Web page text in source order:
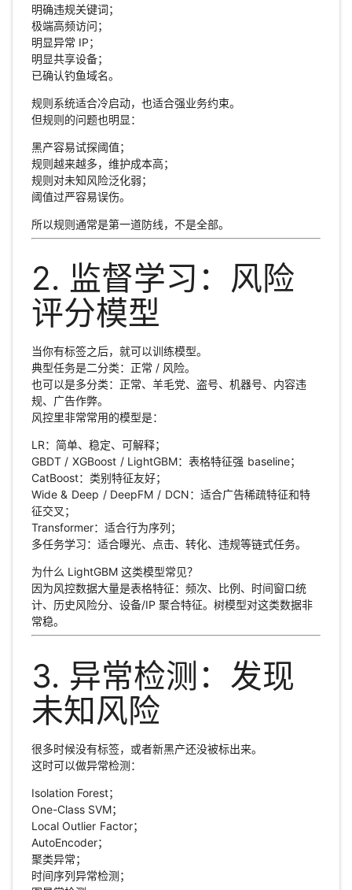
明确违规关键词；
极端高频访问；
明显异常 IP；
明显共享设备；
已确认钓鱼域名。
规则系统适合冷启动，也适合强业务约束。
但规则的问题也明显：
黑产容易试探阈值；
规则越来越多，维护成本高；
规则对未知风险泛化弱；
阈值过严容易误伤。
所以规则通常是第一道防线，不是全部。
2. 监督学习：风险
评分模型
当你有标签之后，就可以训练模型。
典型任务是二分类：正常 / 风险。
也可以是多分类：正常、羊毛党、盗号、机器号、内容违
规、广告作弊。
风控里非常常用的模型是：
LR：简单、稳定、可解释；
GBDT / XGBoost / LightGBM：表格特征强 baseline；
CatBoost：类别特征友好；
Wide & Deep / DeepFM / DCN：适合广告稀疏特征和特
征交叉；
Transformer：适合行为序列；
多任务学习：适合曝光、点击、转化、违规等链式任务。
为什么 LightGBM 这类模型常见？
因为风控数据大量是表格特征：频次、比例、时间窗口统
计、历史风险分、设备/IP 聚合特征。树模型对这类数据非
常稳。
3. 异常检测：发现
未知风险
很多时候没有标签，或者新黑产还没被标出来。
这时可以做异常检测：
Isolation Forest；
One-Class SVM；
Local Outlier Factor；
AutoEncoder；
聚类异常；
时间序列异常检测；